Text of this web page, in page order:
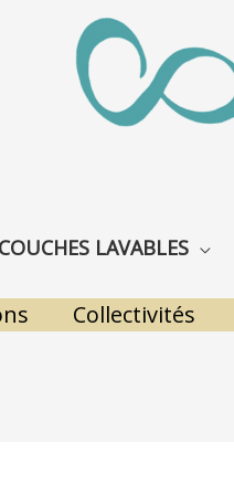
COUCHES LAVABLES
Collectivités